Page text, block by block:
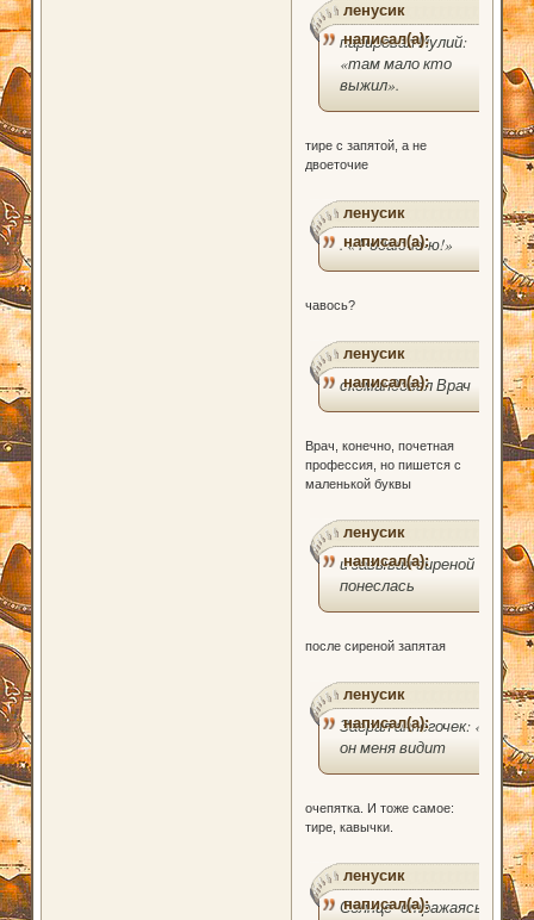
ленусик
написал(а):
парировал Иулий:
«там мало кто
выжил».
тире с запятой, а не
двоеточие
ленусик
написал(а):
. « Родаю-ю-ю!»
чавось?
ленусик
написал(а):
скомандовал Врач
Врач, конечно, почетная
профессия, но пишется с
маленькой буквы
ленусик
написал(а):
и завывая сиреной
понеслась
после сиреной запятая
ленусик
написал(а):
Заорал анлегочек: «
он меня видит
очепятка. И тоже самое:
тире, кавычки.
ленусик
написал(а):
Солнце отражаясь